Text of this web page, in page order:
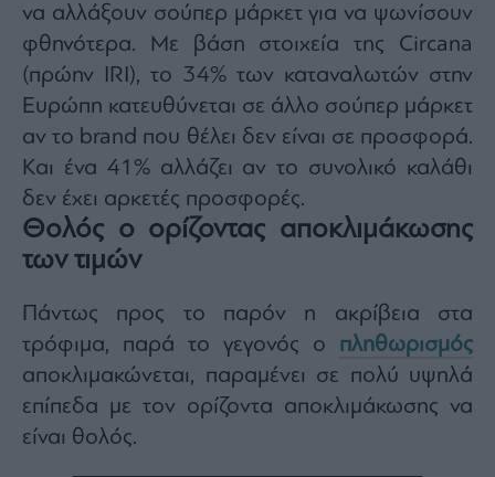
να αλλάξουν σούπερ μάρκετ για να ψωνίσουν
φθηνότερα. Με βάση στοιχεία της Circana
(πρώην IRI), το 34% των καταναλωτών στην
Ευρώπη κατευθύνεται σε άλλο σούπερ μάρκετ
αν το brand που θέλει δεν είναι σε προσφορά.
Και ένα 41% αλλάζει αν το συνολικό καλάθι
δεν έχει αρκετές προσφορές.
Θολός ο ορίζοντας αποκλιμάκωσης
των τιμών
Πάντως προς το παρόν η ακρίβεια στα
τρόφιμα, παρά το γεγονός ο πληθωρισμός
αποκλιμακώνεται, παραμένει σε πολύ υψηλά
επίπεδα με τον ορίζοντα αποκλιμάκωσης να
είναι θολός.